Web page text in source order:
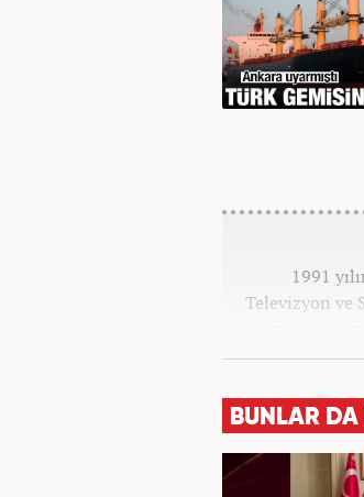
1991
Televizyon ve
stajını
BUNLAR